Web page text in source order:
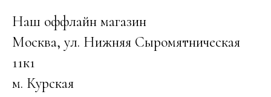
Наш оффлайн магазин
Москва, ул. Нижняя Сыромятническая
11к1
м. Курская